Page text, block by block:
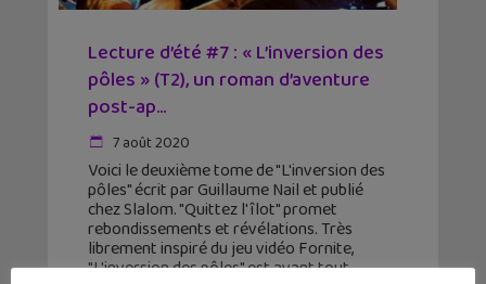
Lecture d’été #7 : « L’inversion des
pôles » (T2), un roman d’aventure
post-ap...
7 août 2020
Voici le deuxième tome de "L'inversion des
pôles" écrit par Guillaume Nail et publié
chez Slalom. "Quittez l'îlot" promet
rebondissements et révélations. Très
librement inspiré du jeu vidéo Fornite,
"L'inversion des pôles" est avant tout